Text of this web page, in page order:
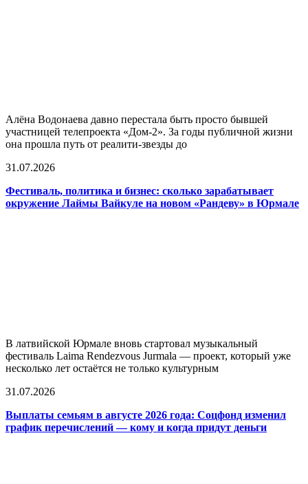
Алёна Водонаева давно перестала быть просто бывшей
участницей телепроекта «Дом-2». За годы публичной жизни
она прошла путь от реалити-звезды до
31.07.2026
Фестиваль, политика и бизнес: сколько зарабатывает
окружение Лаймы Вайкуле на новом «Рандеву» в Юрмале
В латвийской Юрмале вновь стартовал музыкальный
фестиваль Laima Rendezvous Jurmala — проект, который уже
несколько лет остаётся не только культурным
31.07.2026
Выплаты семьям в августе 2026 года: Соцфонд изменил
график перечислений — кому и когда придут деньги